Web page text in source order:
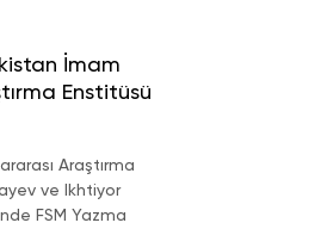
İmam
Enstitüsü
Araştırma
ve Ikhtiyor
FSM Yazma